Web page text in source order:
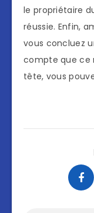
le propriétaire
réussie. Enfin,
vous concluez
compte que ce
tête, vous